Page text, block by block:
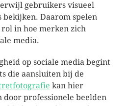
gebruikers visueel
Daarom spelen
in hoe merken zich
media.
op sociale media begint
die aansluiten bij de
kan hier
professionele beelden